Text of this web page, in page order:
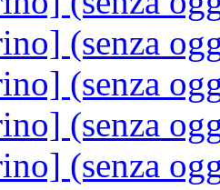
(senza
(senza
(senza
(senza